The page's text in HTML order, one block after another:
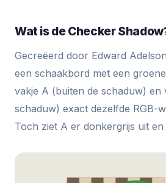
Wat is de Checker
Gecreëerd door Edward
een schaakbord met een
vakje A (buiten de schaduw) en
schaduw) exact dezelfde RGB-
Toch ziet A er donkergrijs uit en